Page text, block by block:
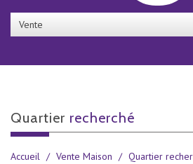
Vente
quartier recherché
Accueil Vente Maison Quartier